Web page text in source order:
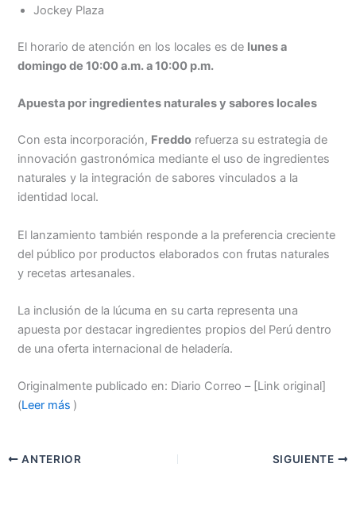
Jockey Plaza
El horario de atención en los locales es de lunes a
domingo de 10:00 a.m. a 10:00 p.m.
Apuesta por ingredientes naturales y sabores locales
Con esta incorporación, Freddo refuerza su estrategia de
innovación gastronómica mediante el uso de ingredientes
naturales y la integración de sabores vinculados a la
identidad local.
El lanzamiento también responde a la preferencia creciente
del público por productos elaborados con frutas naturales
y recetas artesanales.
La inclusión de la lúcuma en su carta representa una
apuesta por destacar ingredientes propios del Perú dentro
de una oferta internacional de heladería.
Originalmente publicado en: Diario Correo – [Link original]
(Leer más )
ANTERIOR SIGUIENTE